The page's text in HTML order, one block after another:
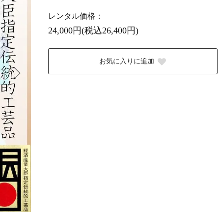
レンタル価格：
24,000円(税込26,400円)
お気に入りに追加